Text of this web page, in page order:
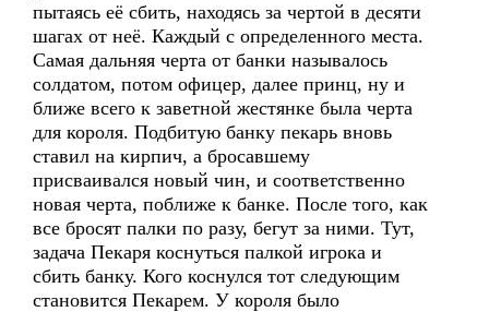
пытаясь её сбить, находясь за чертой в десяти
шагах от неё. Каждый с определенного места.
Самая дальняя черта от банки называлось
солдатом, потом офицер, далее принц, ну и
ближе всего к заветной жестянке была черта
для короля. Подбитую банку пекарь вновь
ставил на кирпич, а бросавшему
присваивался новый чин, и соответственно
новая черта, поближе к банке. После того, как
все бросят палки по разу, бегут за ними. Тут,
задача Пекаря коснуться палкой игрока и
сбить банку. Кого коснулся тот следующим
становится Пекарем. У короля было